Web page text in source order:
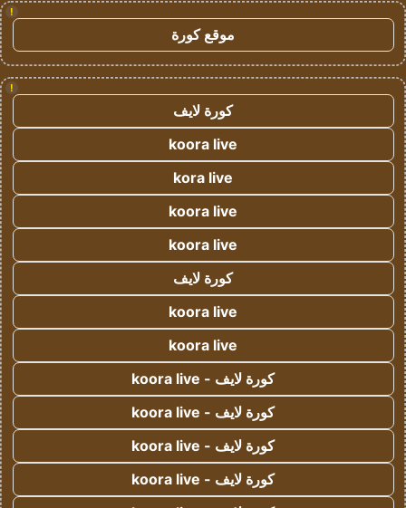
!
موقع كورة
!
كورة لايف
koora live
kora live
koora live
koora live
كورة لايف
koora live
koora live
كورة لايف - koora live
كورة لايف - koora live
كورة لايف - koora live
كورة لايف - koora live